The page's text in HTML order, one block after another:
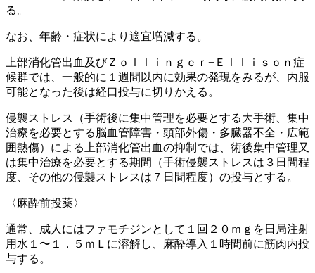
る。
なお、年齢・症状により適宜増減する。
上部消化管出血及びＺｏｌｌｉｎｇｅｒ−Ｅｌｌｉｓｏｎ症
候群では、一般的に１週間以内に効果の発現をみるが、内服
可能となった後は経口投与に切りかえる。
侵襲ストレス（手術後に集中管理を必要とする大手術、集中
治療を必要とする脳血管障害・頭部外傷・多臓器不全・広範
囲熱傷）による上部消化管出血の抑制では、術後集中管理又
は集中治療を必要とする期間（手術侵襲ストレスは３日間程
度、その他の侵襲ストレスは７日間程度）の投与とする。
〈麻酔前投薬〉
通常、成人にはファモチジンとして１回２０ｍｇを日局注射
用水１〜１．５ｍＬに溶解し、麻酔導入１時間前に筋肉内投
与する。